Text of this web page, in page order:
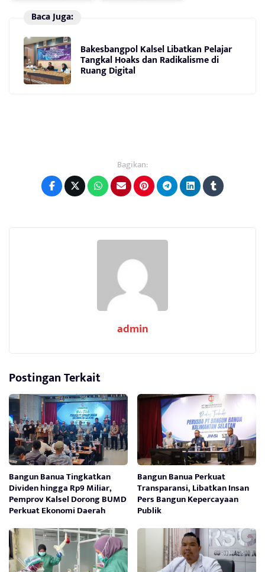
Baca Juga:
Bakesbangpol Kalsel Libatkan Pelajar
Tangkal Hoaks dan Radikalisme di
Ruang Digital
Bagikan:
admin
Postingan Terkait
Bangun Banua Tingkatkan
Dividen hingga Rp9 Miliar,
Pemprov Kalsel Dorong BUMD
Perkuat Ekonomi Daerah
Bangun Banua Perkuat
Transparansi, Libatkan Insan
Pers Bangun Kepercayaan
Publik